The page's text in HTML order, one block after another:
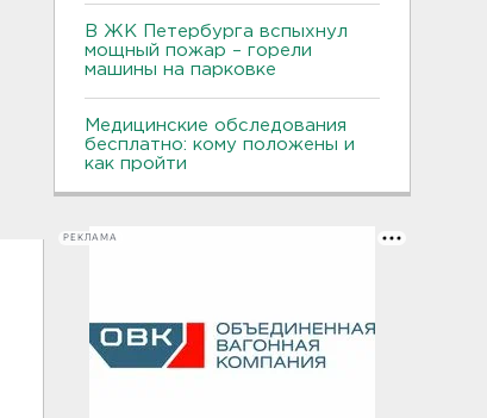
В ЖК Петербурга вспыхнул
мощный пожар – горели
машины на парковке
Медицинские обследования
бесплатно: кому положены и
как пройти
РЕКЛАМА